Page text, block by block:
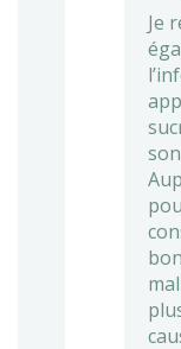
Je